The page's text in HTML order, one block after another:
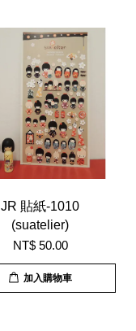
JR 貼紙-1010
(suatelier)
NT$ 50.00
加入購物車